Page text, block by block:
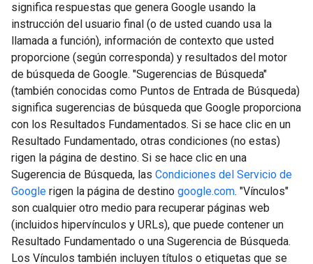
significa respuestas que genera Google usando la
instrucción del usuario final (o de usted cuando usa la
llamada a función), información de contexto que usted
proporcione (según corresponda) y resultados del motor
de búsqueda de Google. "Sugerencias de Búsqueda"
(también conocidas como Puntos de Entrada de Búsqueda)
significa sugerencias de búsqueda que Google proporciona
con los Resultados Fundamentados. Si se hace clic en un
Resultado Fundamentado, otras condiciones (no estas)
rigen la página de destino. Si se hace clic en una
Sugerencia de Búsqueda, las Condiciones del Servicio de
Google rigen la página de destino google.com. "Vínculos"
son cualquier otro medio para recuperar páginas web
(incluidos hipervínculos y URLs), que puede contener un
Resultado Fundamentado o una Sugerencia de Búsqueda.
Los Vínculos también incluyen títulos o etiquetas que se